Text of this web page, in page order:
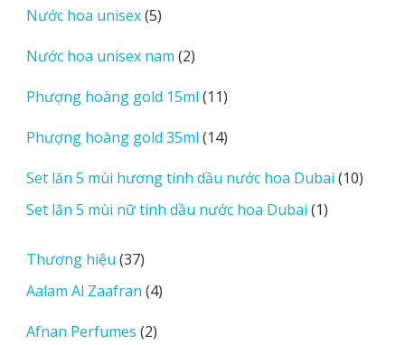
Nước hoa unisex 55
phẩm
Nước hoa unisex nam 22
phẩm
Phượng hoàng gold 15ml 1111
phẩm
Phượng hoàng gold 35ml 1414
phẩm
Set lăn 5 mùi hương tinh dầu nước hoa Dubai 1010
Set lăn 5 mùi nữ tinh dầu nước hoa Dubai 11
Thương hiệu 3737
sản
phẩm
Aalam Al Zaafran 44
Afnan Perfumes 22